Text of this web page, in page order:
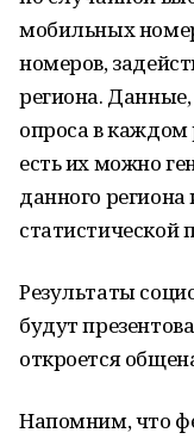
мобильных
номеров,
региона.
опроса в каждом
есть их можно
данного
статистической
Результаты
будут
откроется
Напомним, что